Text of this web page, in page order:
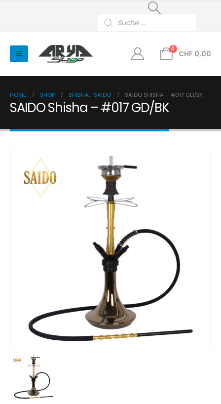
search
0
CHF 0,00
HOME SHOP SHISHA, SAIDO SAIDO SHISHA – #017 GD/BK
SAIDO Shisha – #017 GD/BK